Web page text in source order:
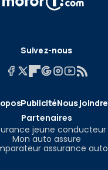
Suivez-nous
PublicitéNous joindre
Partenaires
jeune conducteur
Mon auto assure
assurance auto